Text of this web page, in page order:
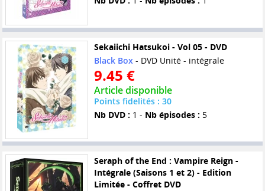
Sekaiichi Hatsukoi - Vol 05 - DVD
Black Box - DVD Unité - intégrale
9.45 €
Article disponible
Points fidelités : 30
Nb DVD : 1 - Nb épisodes : 5
Seraph of the End : Vampire Reign -
Intégrale (Saisons 1 et 2) - Edition
Limitée - Coffret DVD